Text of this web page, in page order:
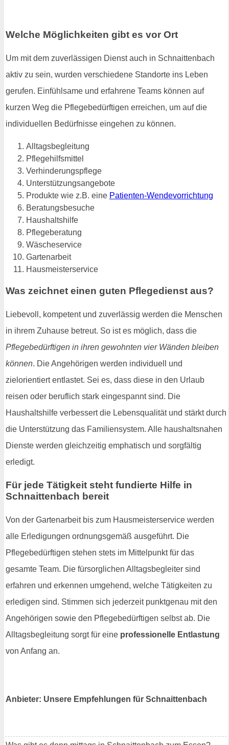
Welche Möglichkeiten gibt es vor Ort
Um mit dem zuverlässigen Dienst auch in Schnaittenbach
aktiv zu sein, wurden verschiedene Standorte ins Leben
gerufen. Einfühlsame und erfahrene Teams können auf
kurzen Weg die Pflegebedürftigen erreichen, um auf die
individuellen Bedürfnisse eingehen zu können.
Alltagsbegleitung
Pflegehilfsmittel
Verhinderungspflege
Unterstützungsangebote
Produkte wie z.B. eine Patienten-Wendevorrichtung
Beratungsbesuche
Haushaltshilfe
Pflegeberatung
Wäscheservice
Gartenarbeit
Hausmeisterservice
Was zeichnet einen guten Pflegedienst aus?
Liebevoll, kompetent und zuverlässig werden die Menschen
in ihrem Zuhause betreut. So ist es möglich, dass die
Pflegebedürftigen in ihren gewohnten vier Wänden bleiben
können. Die Angehörigen werden individuell und
zielorientiert entlastet. Sei es, dass diese in den Urlaub
reisen oder beruflich stark eingespannt sind. Die
Haushaltshilfe verbessert die Lebensqualität und stärkt durch
die Unterstützung das Familiensystem. Alle haushaltsnahen
Dienste werden gleichzeitig emphatisch und sorgfältig
erledigt.
Für jede Tätigkeit steht fundierte Hilfe in
Schnaittenbach bereit
Von der Gartenarbeit bis zum Hausmeisterservice werden
alle Erledigungen ordnungsgemäß ausgeführt. Die
Pflegebedürftigen stehen stets im Mittelpunkt für das
gesamte Team. Die fürsorglichen Alltagsbegleiter sind
erfahren und erkennen umgehend, welche Tätigkeiten zu
erledigen sind. Stimmen sich jederzeit punktgenau mit den
Angehörigen sowie den Pflegebedürftigen selbst ab. Die
Alltagsbegleitung sorgt für eine professionelle Entlastung
von Anfang an.
Anbieter: Unsere Empfehlungen für Schnaittenbach